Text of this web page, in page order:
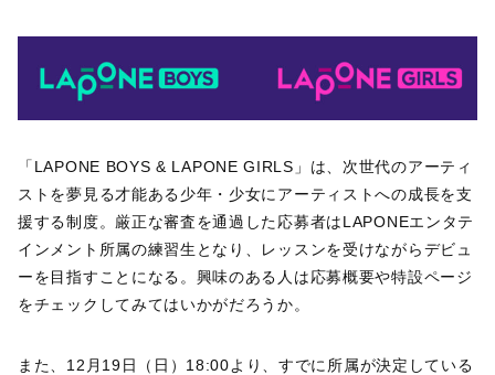
「LAPONE BOYS & LAPONE GIRLS」は、次世代のアーティ
ストを夢見る才能ある少年・少女にアーティストへの成長を支
援する制度。厳正な審査を通過した応募者はLAPONEエンタテ
インメント所属の練習生となり、レッスンを受けながらデビュ
ーを目指すことになる。興味のある人は応募概要や特設ページ
をチェックしてみてはいかがだろうか。
また、12月19日（日）18:00より、すでに所属が決定している